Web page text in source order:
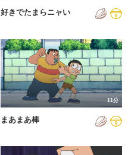
好きでたまらニャい
11分
まあまあ棒